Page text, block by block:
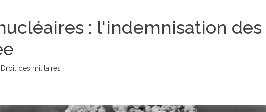
: l'indemnisation
Droit des militaires